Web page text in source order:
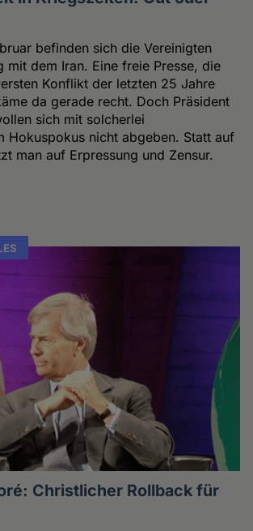
befinden sich die Vereinigten
mit dem Iran. Eine freie Presse, die
Konflikt der letzten 25 Jahre
da gerade recht. Doch Präsident
sich mit solcherlei
Hokuspokus nicht abgeben. Statt auf
man auf Erpressung und Zensur.
Christlicher Rollback für